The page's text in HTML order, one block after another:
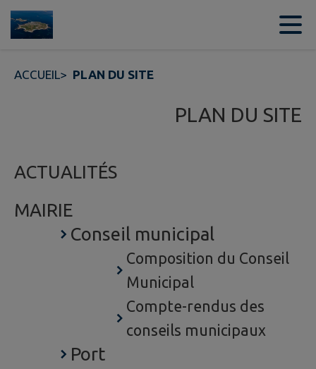
Contenu
ACCUEIL> PLAN DU SITE
PLAN DU SITE
ACTUALITÉS
MAIRIE
Conseil municipal
Composition du Conseil
Municipal
Compte-rendus des
conseils municipaux
Port